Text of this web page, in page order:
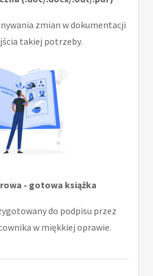
zmian w dokumentacji
takiej potrzeby.
- gotowa książka
do podpisu przez
w miękkiej oprawie.